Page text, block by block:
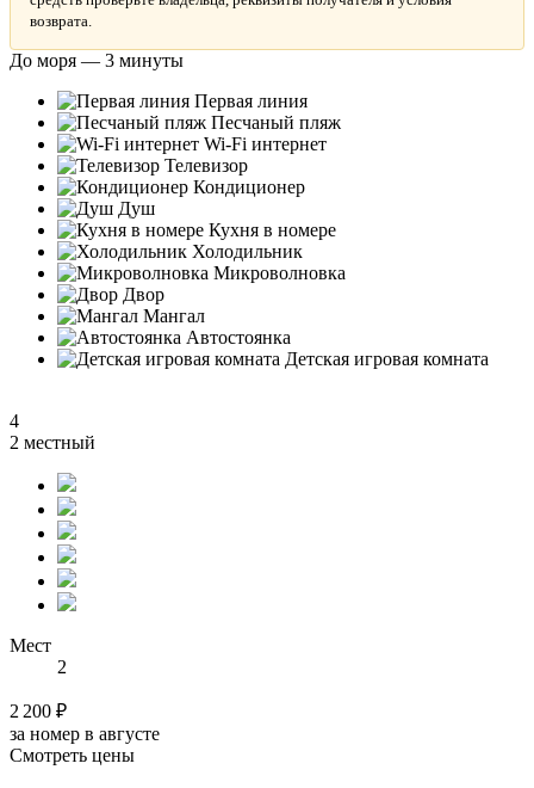
возврата.
До моря — 3 минуты
Первая линия
Песчаный пляж
Wi-Fi интернет
Телевизор
Кондиционер
Душ
Кухня в номере
Холодильник
Микроволновка
Двор
Мангал
Автостоянка
Детская игровая комната
4
2 местный
Мест
2
2 200 ₽
за номер в августе
Смотреть цены